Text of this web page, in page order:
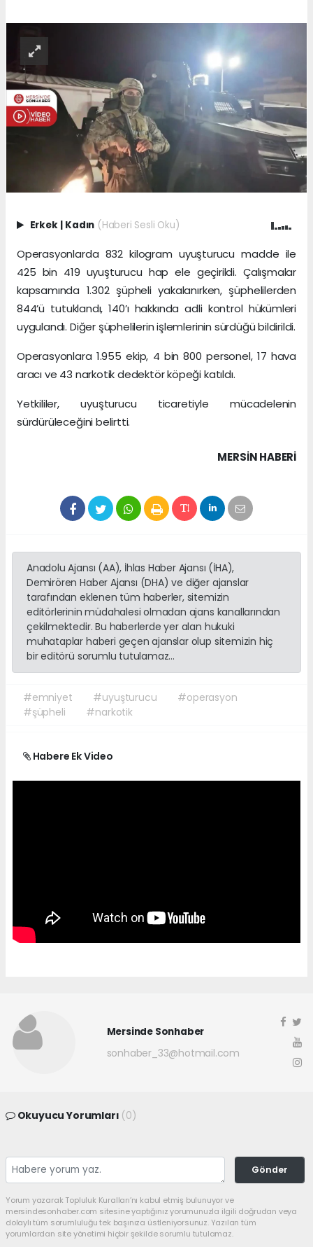
Erkek Kadın (Haberi Sesli Oku)
Operasyonlarda 832 kilogram uyuşturucu madde ile
425 bin 419 uyuşturucu hap ele geçirildi. Çalışmalar
kapsamında 1.302 şüpheli yakalanırken, şüphelilerden
844’ü tutuklandı, 140’ı hakkında adli kontrol hükümleri
uygulandı. Diğer şüphelilerin işlemlerinin sürdüğü bildirildi.
Operasyonlara 1.955 ekip, 4 bin 800 personel, 17 hava
aracı ve 43 narkotik dedektör köpeği katıldı.
Yetkililer, uyuşturucu ticaretiyle mücadelenin
sürdürüleceğini belirtti.
MERSIN HABERİ
Anadolu Ajansı (AA), İhlas Haber Ajansı (İHA),
Demirören Haber Ajansı (DHA) ve diğer ajanslar
tarafından eklenen tüm haberler, sitemizin
editörlerinin müdahalesi olmadan ajans kanallarından
çekilmektedir. Bu haberlerde yer alan hukuki
muhataplar haberi geçen ajanslar olup sitemizin hiç
bir editörü sorumlu tutulamaz...
#emniyet #uyuşturucu
#operasyon
#şüpheli
#narkotik
Habere Ek Video
Mersinde Sonhaber
sonhaber_33@hotmail.com
Okuyucu Yorumları (0)
Gönder
Yorum yazarak Topluluk Kuralları’nı kabul etmiş bulunuyor ve
mersindesonhaber.com sitesine yaptığınız yorumunuzla ilgili doğrudan veya
dolaylı tüm sorumluluğu tek başınıza üstleniyorsunuz. Yazılan tüm
yorumlardan site yönetimi hiçbir şekilde sorumlu tutulamaz.